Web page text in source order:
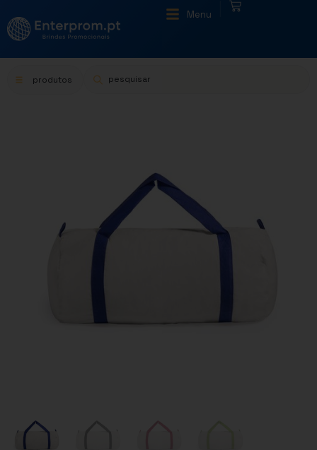
Menu
produtos